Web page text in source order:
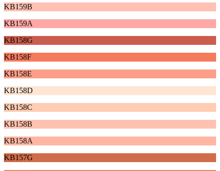
KB159B
KB159A
KB158G
KB158F
KB158E
KB158D
KB158C
KB158B
KB158A
KB157G